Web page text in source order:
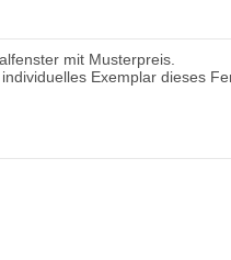
mit Musterpreis.
Exemplar dieses